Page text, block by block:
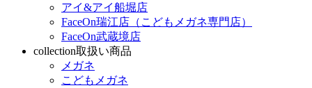
アイ&アイ船堀店
FaceOn瑞江店（こどもメガネ専門店）
FaceOn武蔵境店
collection取扱い商品
メガネ
こどもメガネ